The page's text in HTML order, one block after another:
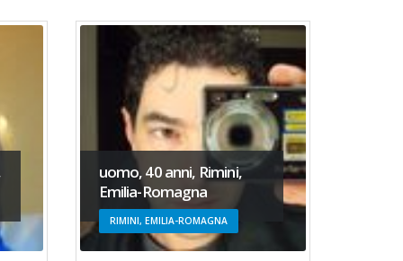
uomo, 40 anni, Rimini,
Emilia-Romagna
RIMINI, EMILIA-ROMAGNA